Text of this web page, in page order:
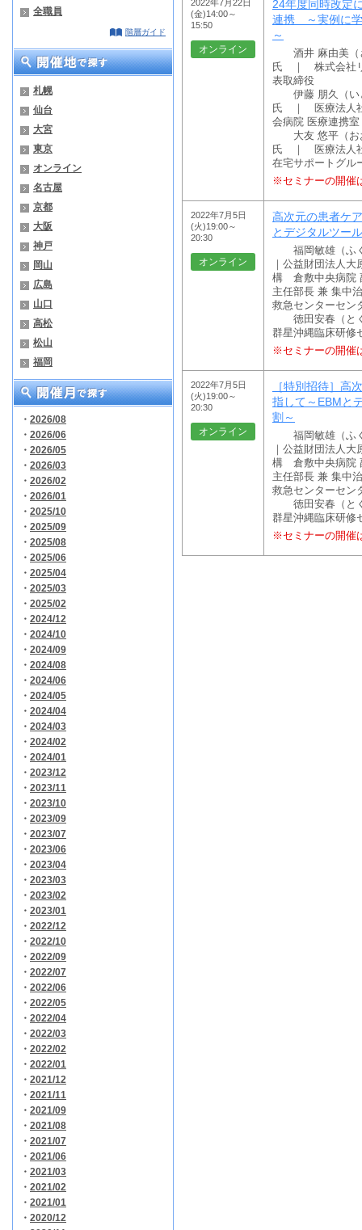
全職員
階層ガイド
札幌
仙台
大宮
東京
オンライン
名古屋
京都
大阪
神戸
岡山
広島
山口
高松
松山
福岡
・ 2026/08
・ 2026/06
・ 2026/05
・ 2026/03
・ 2026/02
・ 2026/01
・ 2025/10
・ 2025/09
・ 2025/08
・ 2025/06
・ 2025/04
・ 2025/03
・ 2025/02
・ 2024/12
・ 2024/10
・ 2024/09
・ 2024/08
・ 2024/06
・ 2024/05
・ 2024/04
・ 2024/03
・ 2024/02
・ 2024/01
・ 2023/12
・ 2023/11
・ 2023/10
・ 2023/09
・ 2023/07
・ 2023/06
・ 2023/04
・ 2023/03
・ 2023/02
・ 2023/01
・ 2022/12
・ 2022/10
・ 2022/09
・ 2022/07
・ 2022/06
・ 2022/05
・ 2022/04
・ 2022/03
・ 2022/02
・ 2022/01
・ 2021/12
・ 2021/11
・ 2021/09
・ 2021/08
・ 2021/07
・ 2021/06
・ 2021/03
・ 2021/02
・ 2021/01
・ 2020/12
2022年7月22日
(金)14:00～
15:50
オンライン
24年度同時改定
連携 ～実例に
～
酒井 麻由美（
氏 ｜ 株式会社
表取締役
伊藤 朋久（い
氏 ｜ 医療法人
会病院 医療連携室
大友 悠平（お
氏 ｜ 医療法人
在宅サポートグル
※セミナーの開催
2022年7月5日
(火)19:00～
20:30
オンライン
高次元の患者ケ
とデジタルツー
福岡敏雄（ふ
｜公益財団法人
構 倉敷中央病院
主任部長 兼 集中
救急センターセン
徳田安春（とく
群星沖縄臨床研修
※セミナーの開催
2022年7月5日
(火)19:00～
20:30
オンライン
［特別招待］高
指して～EBMと
割～
福岡敏雄（ふ
｜公益財団法人
構 倉敷中央病院
主任部長 兼 集中
救急センターセン
徳田安春（とく
群星沖縄臨床研修
※セミナーの開催